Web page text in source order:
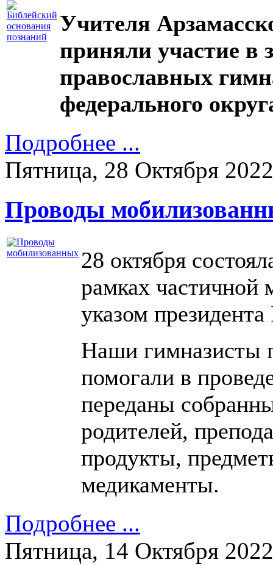
Учителя
приняли участие в
православных
федерального
Подробнее ...
Пятница, 28 Октября 2022
Проводы
28 октября
рамках частичной
указом
Наши гимназисты
помогали в
переданы
родителей,
продукты,
медикаменты.
Подробнее ...
Пятница, 14 Октября 2022